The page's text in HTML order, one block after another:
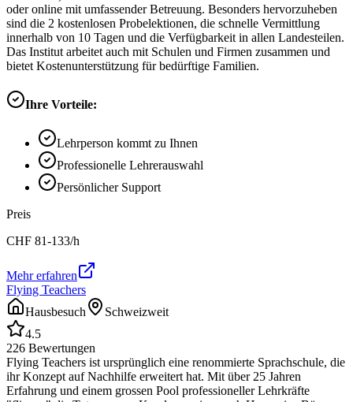
oder online mit umfassender Betreuung. Besonders hervorzuheben
sind die 2 kostenlosen Probelektionen, die schnelle Vermittlung
innerhalb von 10 Tagen und die Verfügbarkeit in allen Landesteilen.
Das Institut arbeitet auch mit Schulen und Firmen zusammen und
bietet Kostenunterstützung für bedürftige Familien.
Ihre Vorteile:
Lehrperson kommt zu Ihnen
Professionelle Lehrerauswahl
Persönlicher Support
Preis
CHF 81-133/h
Mehr erfahren
Flying Teachers
Hausbesuch
Schweizweit
4.5
226 Bewertungen
Flying Teachers ist ursprünglich eine renommierte Sprachschule, die
ihr Konzept auf Nachhilfe erweitert hat. Mit über 25 Jahren
Erfahrung und einem grossen Pool professioneller Lehrkräfte